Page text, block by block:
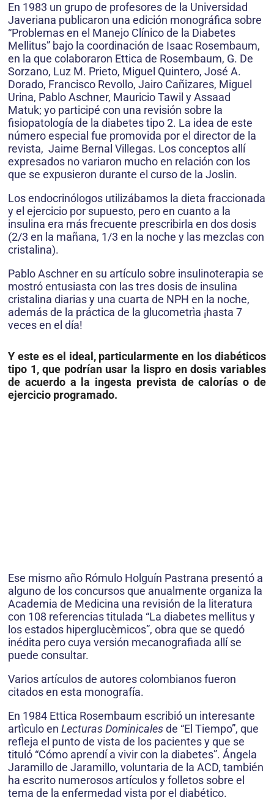
En 1983 un grupo de profesores de la Universidad
Javeriana publicaron una edición monográfica sobre
“Problemas en el Manejo Clínico de la Diabetes
Mellitus” bajo la coordinación de Isaac Rosembaum,
en la que colaboraron Ettica de Rosembaum, G. De
Sorzano, Luz M. Prieto, Miguel Quintero, José A.
Dorado, Francisco Revollo, Jairo Cañizares, Miguel
Urina, Pablo Aschner, Mauricio Tawil y Assaad
Matuk; yo participé con una revisión sobre la
fisiopatología de la diabetes tipo 2. La idea de este
número especial fue promovida por el director de la
revista, Jaime Bernal Villegas. Los conceptos allí
expresados no variaron mucho en relación con los
que se expusieron durante el curso de la Joslin.
Los endocrinólogos utilizábamos la dieta fraccionada
y el ejercicio por supuesto, pero en cuanto a la
insulina era más frecuente prescribirla en dos dosis
(2/3 en la mañana, 1/3 en la noche y las mezclas con
cristalina).
Pablo Aschner en su artículo sobre insulinoterapia se
mostró entusiasta con las tres dosis de insulina
cristalina diarias y una cuarta de NPH en la noche,
además de la práctica de la glucometrìa ¡hasta 7
veces en el día!
Y este es el ideal, particularmente en los diabéticos
tipo 1, que podrían usar la lispro en dosis variables
de acuerdo a la ingesta prevista de calorías o de
ejercicio programado.
Ese mismo año Rómulo Holguín Pastrana presentó a
alguno de los concursos que anualmente organiza la
Academia de Medicina una revisión de la literatura
con 108 referencias titulada “La diabetes mellitus y
los estados hiperglucèmicos”, obra que se quedó
inédita pero cuya versión mecanografiada allí se
puede consultar.
Varios artículos de autores colombianos fueron
citados en esta monografía.
En 1984 Ettica Rosembaum escribió un interesante
artìculo en Lecturas Dominicalesde “El Tiempo”, que
refleja el punto de vista de los pacientes y que se
tituló “Cómo aprendí a vivir con la diabetes”. Ángela
Jaramillo de Jaramillo, voluntaria de la ACD, también
ha escrito numerosos artículos y folletos sobre el
tema de la enfermedad vista por el diabético.